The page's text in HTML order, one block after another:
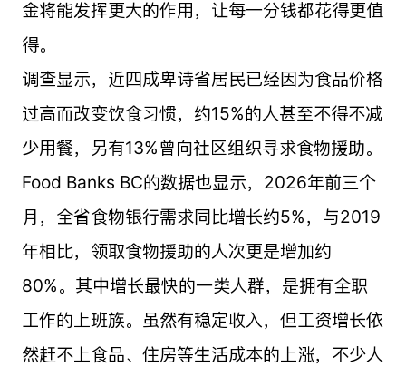
金将能发挥更大的作用，让每一分钱都花得更值
得。
调查显示，近四成卑诗省居民已经因为食品价格
过高而改变饮食习惯，约15%的人甚至不得不减
少用餐，另有13%曾向社区组织寻求食物援助。
Food Banks BC的数据也显示，2026年前三个
月，全省食物银行需求同比增长约5%，与2019
年相比，领取食物援助的人次更是增加约
80%。其中增长最快的一类人群，是拥有全职
工作的上班族。虽然有稳定收入，但工资增长依
然赶不上食品、住房等生活成本的上涨，不少人